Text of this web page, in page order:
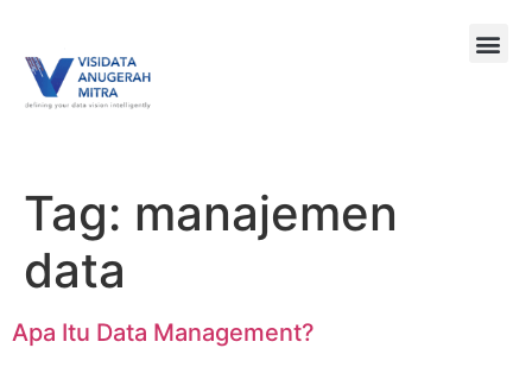
Tag: manajemen
data
Apa Itu Data Management?